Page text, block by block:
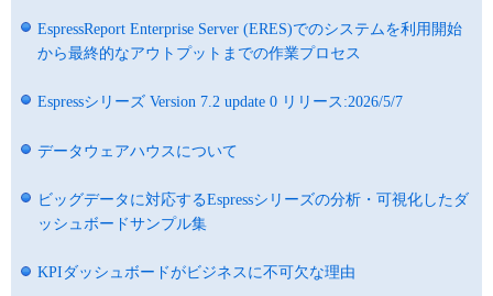
EspressReport Enterprise Server (ERES)でのシステムを利用開始
から最終的なアウトプットまでの作業プロセス
Espressシリーズ Version 7.2 update 0 リリース:2026/5/7
データウェアハウスについて
ビッグデータに対応するEspressシリーズの分析・可視化したダ
ッシュボードサンプル集
KPIダッシュボードがビジネスに不可欠な理由